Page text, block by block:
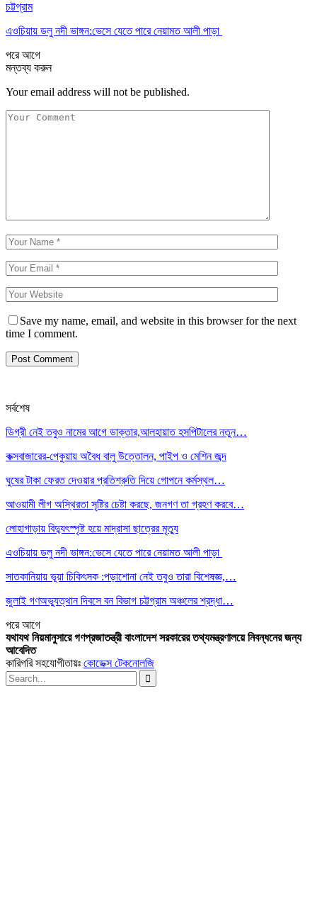
চট্টগ্রাম
এওচিয়ায় ডলু নদী ভাঙ্গন:ভেসে যেতে পারে নেয়ামত আলী পাড়া
পরেআগে
মন্তব্য করুন
Your email address will not be published.
Save my name, email, and website in this browser for the next
time I comment.
সর্বশেষ
ডিগ্রী নেই তবুও নামের আগে ডাক্তার,আলহায়াত হসপিটালের নতুন…
কক্সবাজারের-পেকুয়ায় অবৈধ বালু উত্তোলন, পাইপ ও মেশিন জব্দ
ঘুষের টাকা ফেরত দেওয়ার প্রতিশ্রুতি দিয়ে গোপনে কর্মস্থল…
আওয়ামী লীগ অস্থিরতা সৃষ্টির চেষ্টা করছে, জনগণ তা গ্রহণ করবে…
লোহাগাড়ায় বিদ্যুৎস্পৃষ্ট হয়ে মাদ্রাসা ছাত্রের মৃত্যু
এওচিয়ায় ডলু নদী ভাঙ্গন:ভেসে যেতে পারে নেয়ামত আলী পাড়া
সাতকানিয়ায় ভূয়া চিকিৎসক :পড়াশোনা নেই তবুও তারা বিশেষজ্ঞ,…
জুলাই গণঅভ্যুত্থান দিবসে বন বিভাগ চট্টগ্রাম অঞ্চলের শ্রদ্ধা…
পরেআগে
যথাযথ নিয়মানুসারে গণপ্রজাতন্ত্রী বাংলাদেশ সরকারের তথ্যমন্ত্রণালয়ে নিবন্ধনের জন্য
আবেদিত
কারিগরি সহযোগীতায়ঃ কোডেক্স টেকনোলজি